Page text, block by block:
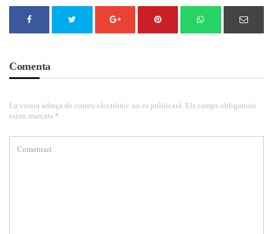
Comenta
La vostra adreça de correu electrònic no es publicarà. Els camps obligatoris
estan marcats *